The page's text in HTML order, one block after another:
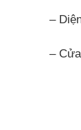
–
–
bộ